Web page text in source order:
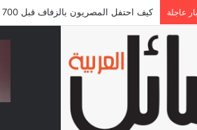
عاجلة كيف احتفل المصريون بالزفاف قبل 700 عام؟